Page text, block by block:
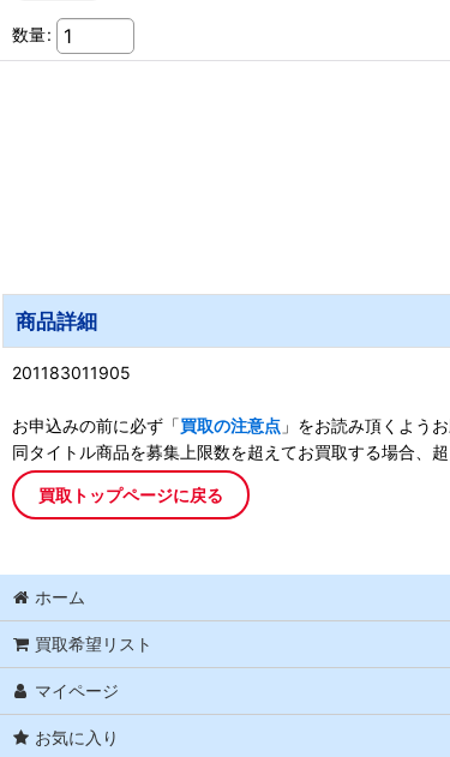
数量:
商品詳細
201183011905
お申込みの前に必ず「買取の注意点 」をお読み頂くよう
同タイトル商品を募集上限数を超えてお買取する場合、
買取トップページに戻る
ホーム
買取希望リスト
マイページ
お気に入り